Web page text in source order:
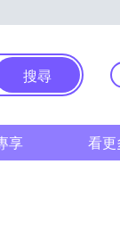
搜尋
享 看更